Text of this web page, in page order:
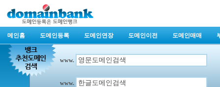
메인홈 도메인등록 도메인연장 도메인이전 도메인매매
www.
www.